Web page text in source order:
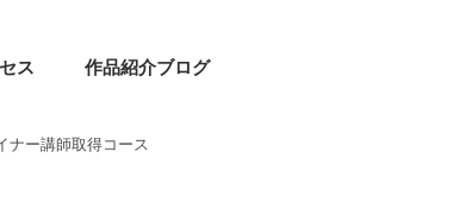
ス 作品紹介ブログ
ナー講師取得コース